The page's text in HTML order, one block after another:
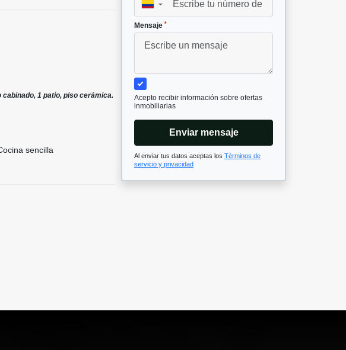
1 patio, piso cerámica.
sencilla
▼
Mensaje *
Acepto recibir información sobre ofertas
inmobiliarias
Enviar mensaje
Al enviar tus datos aceptas los Términos de
servicio y privacidad